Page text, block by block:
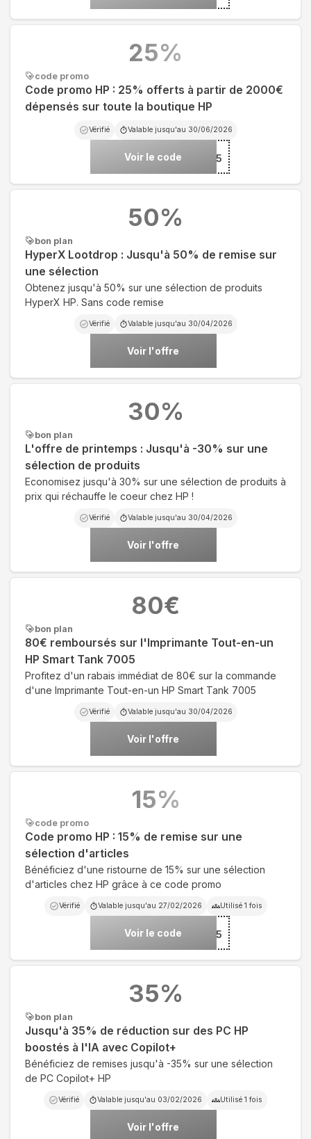
code promo
Code promo HP : 25% offerts à partir de 2000€
dépensés sur toute la boutique HP
Vérifié Valable jusqu'au 30/06/2026
Voir le code ***P25
25%
bon plan
HyperX Lootdrop : Jusqu'à 50% de remise sur
une sélection
Obtenez jusqu'à 50% sur une sélection de produits
HyperX HP. Sans code remise
Vérifié Valable jusqu'au 30/04/2026
Voir l'offre
50%
bon plan
L'offre de printemps : Jusqu'à -30% sur une
sélection de produits
Economisez jusqu'à 30% sur une sélection de produits à
prix qui réchauffe le coeur chez HP !
Vérifié Valable jusqu'au 30/04/2026
Voir l'offre
30%
bon plan
80€ remboursés sur l'Imprimante Tout-en-un
HP Smart Tank 7005
Profitez d'un rabais immédiat de 80€ sur la commande
d'une Imprimante Tout-en-un HP Smart Tank 7005
Vérifié Valable jusqu'au 30/04/2026
Voir l'offre
80€
code promo
Code promo HP : 15% de remise sur une
sélection d'articles
Bénéficiez d'une ristourne de 15% sur une sélection
d'articles chez HP grâce à ce code promo
Vérifié Valable jusqu'au 27/02/2026 Utilisé 1 fois
Voir le code ***H15
15%
bon plan
Jusqu'à 35% de réduction sur des PC HP
boostés à l'IA avec Copilot+
Bénéficiez de remises jusqu'à -35% sur une sélection
de PC Copilot+ HP
Vérifié Valable jusqu'au 03/02/2026 Utilisé 1 fois
Voir l'offre
35%